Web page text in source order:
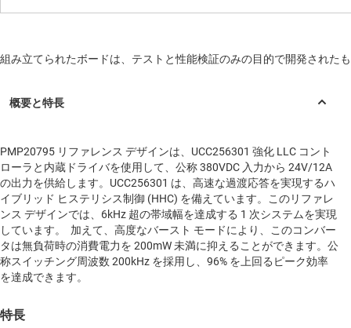
PMP20795 リファレンス デザインは、UCC256301 強化 LLC コント
ローラと内蔵ドライバを使用して、公称 380VDC 入力から 24V/12A
の出力を供給します。UCC256301 は、高速な過渡応答を実現するハ
イブリッド ヒステリシス制御 (HHC) を備えています。このリファレ
ンス デザインでは、6kHz 超の帯域幅を達成する 1 次システムを実現
しています。 加えて、高度なバースト モードにより、このコンバー
タは無負荷時の消費電力を 200mW 未満に抑えることができます。公
称スイッチング周波数 200kHz を採用し、96% を上回るピーク効率
を達成できます。
特長
組み立てられたボードは、テストと性能検証のみの目的で開発された